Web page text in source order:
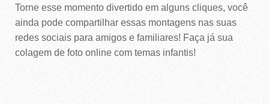
Torne esse momento divertido em alguns cliques, você
ainda pode compartilhar essas montagens nas suas
redes sociais para amigos e familiares! Faça já sua
colagem de foto online com temas infantis!